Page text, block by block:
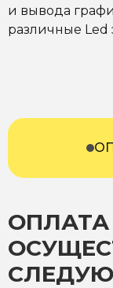
и вывода
различные
ОПЛАТА